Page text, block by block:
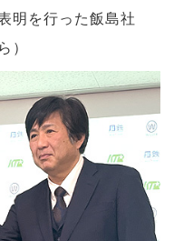
明を行った飯島社